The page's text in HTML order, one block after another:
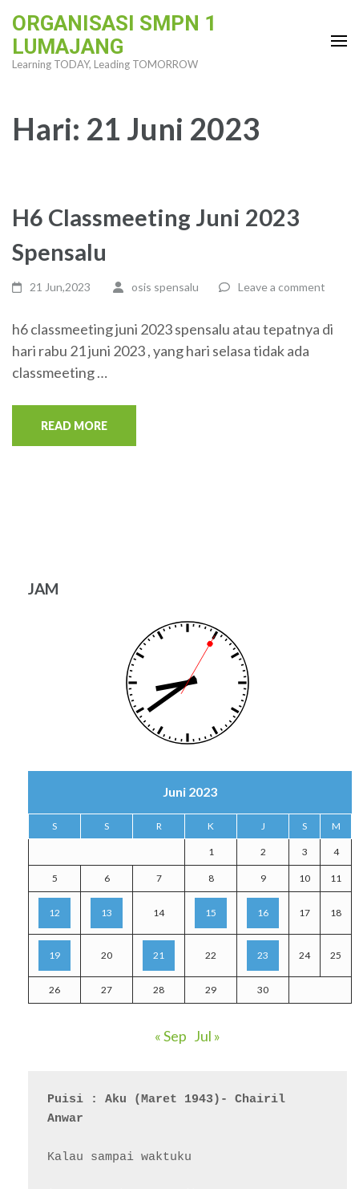
content
ORGANISASI SMPN 1
LUMAJANG
Learning TODAY, Leading TOMORROW
Hari: 21 Juni 2023
H6 Classmeeting Juni 2023
Spensalu
21 Jun,2023 osis spensalu Leave a comment
h6 classmeeting juni 2023 spensalu atau tepatnya di
hari rabu 21 juni 2023 , yang hari selasa tidak ada
classmeeting …
READ MORE
JAM
Juni 2023
S S R K J S M
1 2 3 4
5 6 7 8 9 10 11
12 13 14 15 16 17 18
19 20 21 22 23 24 25
26 27 28 29 30
« Sep Jul »
Puisi : Aku (Maret 1943)- Chairil
Anwar
Kalau sampai waktuku